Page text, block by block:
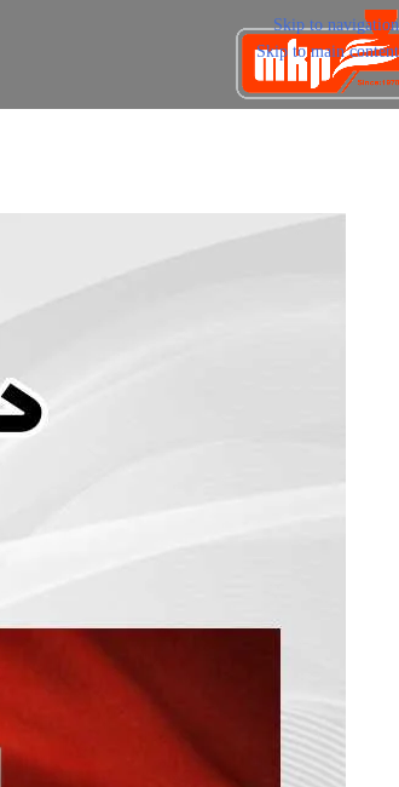
Skip to navigation
Skip to main content